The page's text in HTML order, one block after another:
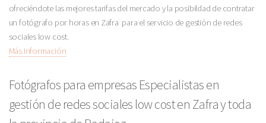
ofreciéndote las mejores tarifas del mercado y la posibildad de contratar
un fotógrafo por horas en Zafra para el servicio de gestión de redes
sociales low cost.
Más Información
Fotógrafos para empresas Especialistas en
gestión de redes sociales low cost en Zafra y toda